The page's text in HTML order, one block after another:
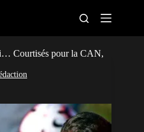
féminine
Courtisés pour la CAN,